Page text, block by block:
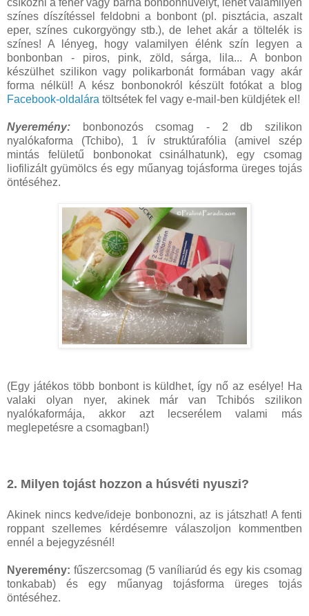
csíkozni a fehér vagy barna bonbonhüvelyt, lehet valamilyen
színes díszítéssel feldobni a bonbont (pl. pisztácia, aszalt
eper, színes cukorgyöngy stb.), de lehet akár a töltelék is
színes! A lényeg, hogy valamilyen élénk szín legyen a
bonbonban - piros, pink, zöld, sárga, lila... A bonbon
készülhet szilikon vagy polikarbonát formában vagy akár
forma nélkül! A kész bonbonokról készült fotókat a blog
Facebook-oldalára töltsétek fel vagy e-mail-ben küldjétek el!
Nyeremény:
bonbonozós csomag - 2 db szilikon
nyalókaforma (Tchibo), 1 ív struktúrafólia (amivel szép
mintás felületű bonbonokat csinálhatunk), egy csomag
liofilizált gyümölcs és egy műanyag tojásforma üreges tojás
öntéséhez.
(Egy játékos több bonbont is küldhet, így nő az esélye! Ha
valaki olyan nyer, akinek már van Tchibós szilikon
nyalókaformája, akkor azt lecserélem valami más
meglepetésre a csomagban!)
2. Milyen tojást hozzon a húsvéti nyuszi?
Akinek nincs kedve/ideje bonbonozni, az is játszhat! A fenti
roppant szellemes kérdésemre válaszoljon kommentben
ennél a bejegyzésnél!
Nyeremény: fűszercsomag (5 vaníliarúd és egy kis csomag
tonkabab) és egy műanyag tojásforma üreges tojás
öntéséhez.